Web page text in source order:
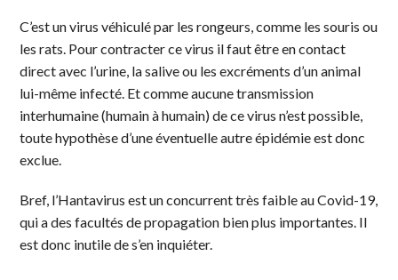
C’est un virus véhiculé par les rongeurs, comme les souris ou
les rats. Pour contracter ce virus il faut être en contact
direct avec l’urine, la salive ou les excréments d’un animal
lui-même infecté. Et comme aucune transmission
interhumaine (humain à humain) de ce virus n’est possible,
toute hypothèse d’une éventuelle autre épidémie est donc
exclue.
Bref, l’Hantavirus est un concurrent très faible au Covid-19,
qui a des facultés de propagation bien plus importantes. Il
est donc inutile de s’en inquiéter.